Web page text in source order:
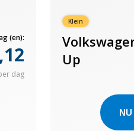
(en):
dag
Klein
Up